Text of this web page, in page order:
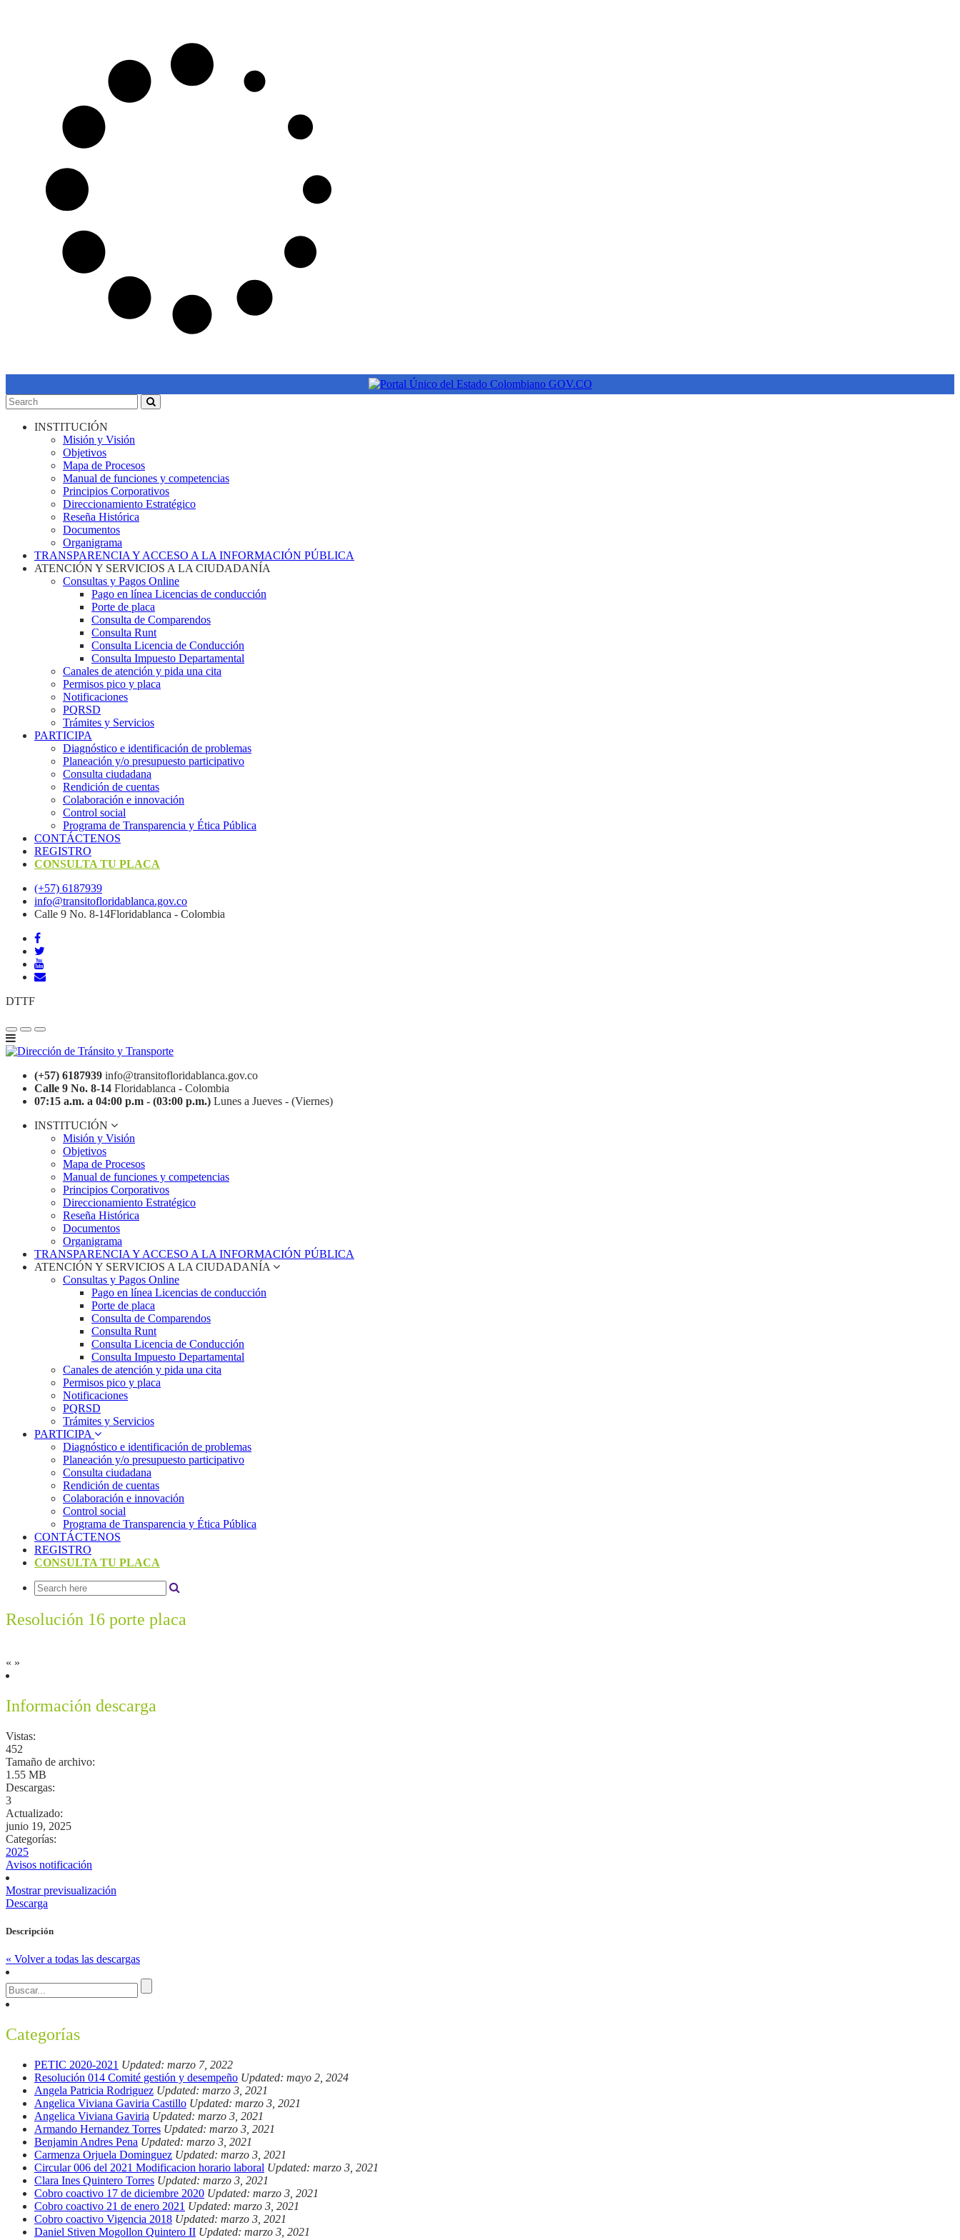
INSTITUCIÓN
Misión y Visión
Objetivos
Mapa de Procesos
Manual de funciones y competencias
Principios Corporativos
Direccionamiento Estratégico
Reseña Histórica
Documentos
Organigrama
TRANSPARENCIA Y ACCESO A LA INFORMACIÓN PÚBLICA
ATENCIÓN Y SERVICIOS A LA CIUDADANÍA
Consultas y Pagos Online
Pago en línea Licencias de conducción
Porte de placa
Consulta de Comparendos
Consulta Runt
Consulta Licencia de Conducción
Consulta Impuesto Departamental
Canales de atención y pida una cita
Permisos pico y placa
Notificaciones
PQRSD
Trámites y Servicios
PARTICIPA
Diagnóstico e identificación de problemas
Planeación y/o presupuesto participativo​
Consulta ciudadana
Rendición de cuentas
Colaboración e innovación
Control social
Programa de Transparencia y Ética Pública
CONTÁCTENOS
REGISTRO
CONSULTA TU PLACA
(+57) 6187939
info@transitofloridablanca.gov.co
Calle 9 No. 8-14Floridablanca - Colombia
DTTF
(+57) 6187939 info@transitofloridablanca.gov.co
Calle 9 No. 8-14 Floridablanca - Colombia
07:15 a.m. a 04:00 p.m - (03:00 p.m.) Lunes a Jueves - (Viernes)
INSTITUCIÓN
Misión y Visión
Objetivos
Mapa de Procesos
Manual de funciones y competencias
Principios Corporativos
Direccionamiento Estratégico
Reseña Histórica
Documentos
Organigrama
TRANSPARENCIA Y ACCESO A LA INFORMACIÓN PÚBLICA
ATENCIÓN Y SERVICIOS A LA CIUDADANÍA
Consultas y Pagos Online
Pago en línea Licencias de conducción
Porte de placa
Consulta de Comparendos
Consulta Runt
Consulta Licencia de Conducción
Consulta Impuesto Departamental
Canales de atención y pida una cita
Permisos pico y placa
Notificaciones
PQRSD
Trámites y Servicios
PARTICIPA
Diagnóstico e identificación de problemas
Planeación y/o presupuesto participativo​
Consulta ciudadana
Rendición de cuentas
Colaboración e innovación
Control social
Programa de Transparencia y Ética Pública
CONTÁCTENOS
REGISTRO
CONSULTA TU PLACA
Resolución 16 porte placa
« »
Información descarga
Vistas:
452
Tamaño de archivo:
1.55 MB
Descargas:
3
Actualizado:
junio 19, 2025
Categorías:
2025
Avisos notificación
Mostrar previsualización
Descarga
Descripción
« Volver a todas las descargas
Categorías
PETIC 2020-2021 Updated: marzo 7, 2022
Resolución 014 Comité gestión y desempeño Updated: mayo 2, 2024
Angela Patricia Rodriguez Updated: marzo 3, 2021
Angelica Viviana Gaviria Castillo Updated: marzo 3, 2021
Angelica Viviana Gaviria Updated: marzo 3, 2021
Armando Hernandez Torres Updated: marzo 3, 2021
Benjamin Andres Pena Updated: marzo 3, 2021
Carmenza Orjuela Dominguez Updated: marzo 3, 2021
Circular 006 del 2021 Modificacion horario laboral Updated: marzo 3, 2021
Clara Ines Quintero Torres Updated: marzo 3, 2021
Cobro coactivo 17 de diciembre 2020 Updated: marzo 3, 2021
Cobro coactivo 21 de enero 2021 Updated: marzo 3, 2021
Cobro coactivo Vigencia 2018 Updated: marzo 3, 2021
Daniel Stiven Mogollon Quintero II Updated: marzo 3, 2021